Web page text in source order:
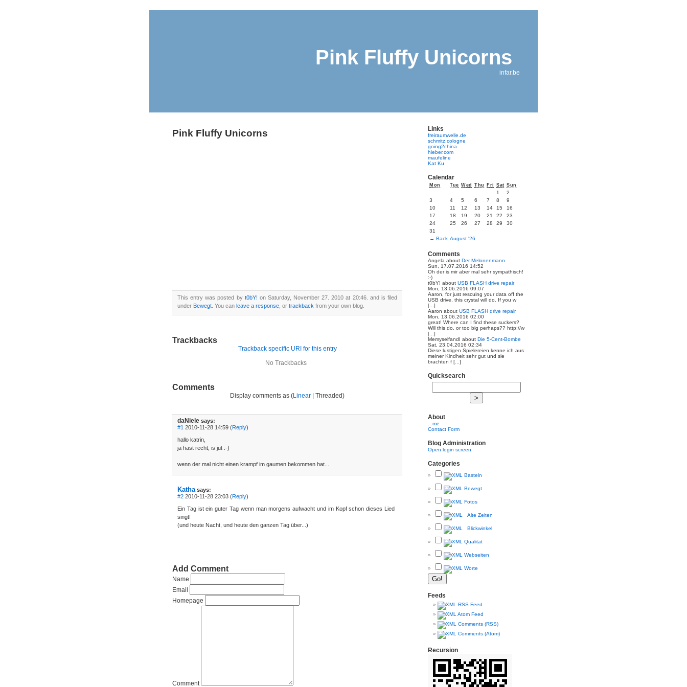
Pink Fluffy Unicorns
infar.be
Pink Fluffy Unicorns
This entry was posted by t0bY! on Saturday, November 27. 2010 at 20:46. and is filed
under Bewegt . You can leave a response , or trackback from your own blog.
Trackbacks
Trackback specific URI for this entry
No Trackbacks
Comments
Display comments as (Linear | Threaded)
daNiele says:
#1 2010-11-28 14:59 (Reply)
hallo katrin,
ja hast recht, is jut :-)
wenn der mal nicht einen krampf im gaumen bekommen hat...
Katha says:
#2 2010-11-28 23:03 (Reply)
Ein Tag ist ein guter Tag wenn man morgens aufwacht und im Kopf schon dieses Lied
singt!
(und heute Nacht, und heute den ganzen Tag über...)
Add Comment
Name
Email
Homepage
Comment
Links
freiraumwelle.de
schmitz.cologne
going2china
hieber.com
maufeline
Kat Ku
Calendar
Mon Tue Wed Thu Fri Sat Sun
← Back August '26
1
2
3
4 5 6 7 8
9
10
11 12 13 14 15
16
17
18 19 20 21 22
23
24
25 26 27 28 29
30
31
Comments
Angela about Der Melonenmann
Sun, 17.07.2016 14:52
Oh der is mir aber mal sehr sympathisch!
:-)
t0bY! about USB FLASH drive repair
Mon, 13.06.2016 09:07
Aaron, for just rescuing your data off the
USB drive, this crystal will do. If you w
[...]
Aaron about USB FLASH drive repair
Mon, 13.06.2016 02:00
great! Where can I find these suckers?
Will this do, or too big perhaps?? http://w
[...]
MemyselfandI about Die 5-Cent-Bombe
Sat, 23.04.2016 02:34
Diese lustigen Spielereien kenne ich aus
meiner Kindheit sehr gut und sie
brachten f [...]
Quicksearch
About
...me
Contact Form
Blog Administration
Open login screen
Categories
Basteln
Bewegt
Fotos
Alte Zeiten
Blickwinkel
Qualität
Webseiten
Worte
Feeds
RSS Feed
Atom Feed
Comments (RSS)
Comments (Atom)
Recursion